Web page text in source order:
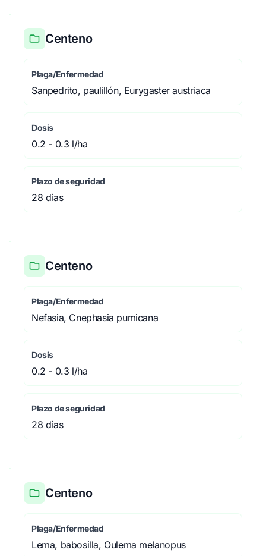
Centeno
Plaga/Enfermedad
Sanpedrito, paulillón, Eurygaster austriaca
Dosis
0.2 - 0.3 l/ha
Plazo de seguridad
28 días
Centeno
Plaga/Enfermedad
Nefasia, Cnephasia pumicana
Dosis
0.2 - 0.3 l/ha
Plazo de seguridad
28 días
Centeno
Plaga/Enfermedad
Lema, babosilla, Oulema melanopus